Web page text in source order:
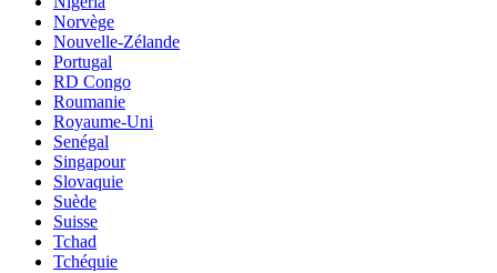
Norvège
Nouvelle-Zélande
Portugal
RD Congo
Roumanie
Royaume-Uni
Senégal
Singapour
Slovaquie
Suède
Suisse
Tchad
Tchéquie